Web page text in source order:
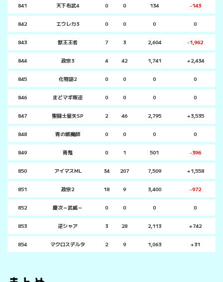
841 天下布武4 0 0 134 -143
842 エウレカ3 0 0 0 0
843 獣王王者 7 3 2,604 -1,962
844 政宗3 4 42 1,741 +2,434
845 化物語2 0 0 0 0
846 まどマギ叛逆 0 0 0 0
847 聖闘士星矢SP 2 46 2,795 +3,535
848 青の祓魔師 0 0 0 0
849 青鬼 0 1 501 -396
850 アイマスML 34 207 7,509 +1,558
851 政宗2 18 9 3,400 -972
852 慶次～武威～ 0 0 0 0
853 逆シャア 3 28 2,113 +742
854 マクロスデルタ 2 9 1,063 +31